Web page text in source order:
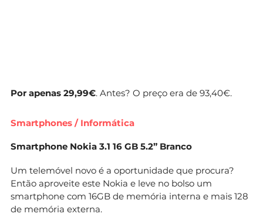
Por apenas 29,99€. Antes? O preço era de 93,40€.
Smartphones / Informática
Smartphone Nokia 3.1 16 GB 5.2” Branco
Um telemóvel novo é a oportunidade que procura?
Então aproveite este Nokia e leve no bolso um
smartphone com 16GB de memória interna e mais 128
de memória externa.